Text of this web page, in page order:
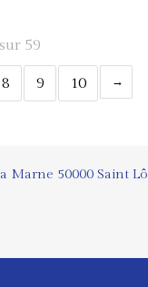
59
8 9 10
Marne 50000 Saint Lô